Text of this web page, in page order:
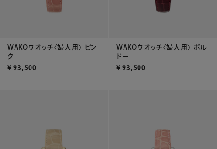
WAKOウオッチ〈婦人用〉 ピン
ク
¥ 93,500
WAKOウオッチ〈婦人用〉 ボル
ドー
¥ 93,500